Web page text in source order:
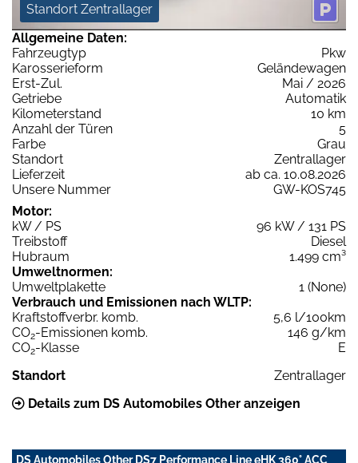
Standort Zentrallager
Allgemeine Daten:
Fahrzeugtyp
Pkw
Karosserieform
Geländewagen
Erst-Zul.
Mai / 2026
Getriebe
Automatik
Kilometerstand
10 km
Anzahl der Türen
5
Farbe
Grau
Standort
Zentrallager
Lieferzeit
ab ca. 10.08.2026
Unsere Nummer
GW-KOS745
Motor:
kW / PS
96 kW / 131 PS
Treibstoff
Diesel
Hubraum
1.499 cm³
Umweltnormen:
Umweltplakette
1 (None)
Verbrauch und Emissionen nach WLTP:
Kraftstoffverbr. komb.
5,6 l/100km
CO2-Emissionen komb.
146 g/km
CO2-Klasse
E
Standort
Zentrallager
Details zum DS Automobiles Other anzeigen
DS Automobiles Other DS7 Performance Line eHK 360° ACC